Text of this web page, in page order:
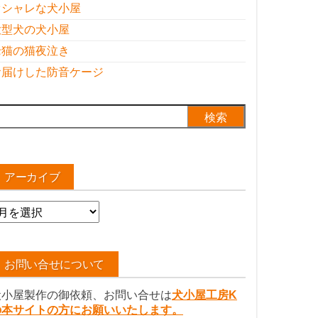
ャレな犬小屋
犬の犬小屋
の猫夜泣き
けした防音ケージ
アーカイブ
お問い合せについて
屋製作の御依頼、お問い合せは犬小屋工房K
サイトの方にお願いいたします。